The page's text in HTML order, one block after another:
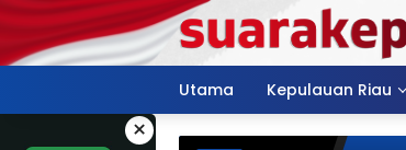
Langsung
konten
Utama
Kepulauan Riau
×